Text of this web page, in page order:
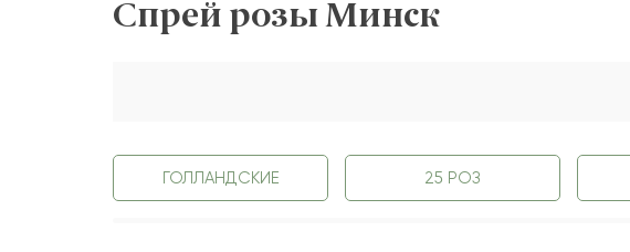
ПОВОД
ПОДАРКИ
Спрей розы Минск
ГОЛЛАНДСКИЕ 25 РОЗ